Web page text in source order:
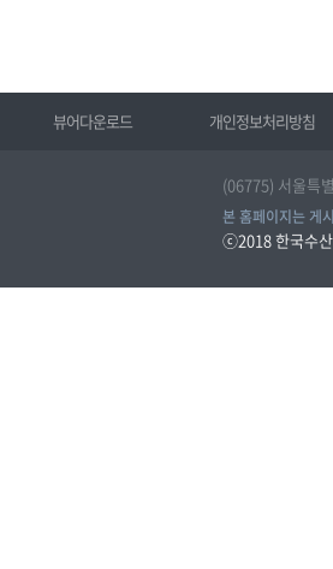
뷰어다운로드 개인정보처리방침
(06775) 서울특
본 홈페이지는 게
ⓒ2018한국수